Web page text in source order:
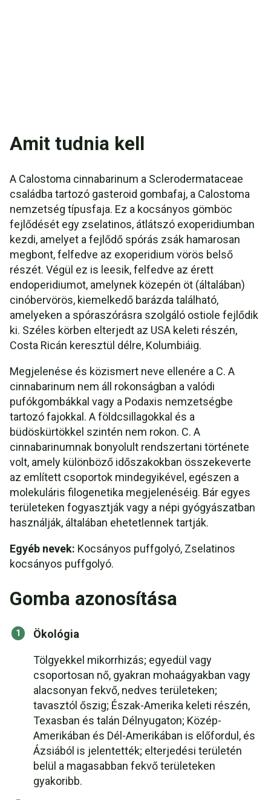
Amit tudnia kell
A Calostoma cinnabarinum a Sclerodermataceae
családba tartozó gasteroid gombafaj, a Calostoma
nemzetség típusfaja. Ez a kocsányos gömböc
fejlődését egy zselatinos, átlátszó exoperidiumban
kezdi, amelyet a fejlődő spórás zsák hamarosan
megbont, felfedve az exoperidium vörös belső
részét. Végül ez is leesik, felfedve az érett
endoperidiumot, amelynek közepén öt (általában)
cinóbervörös, kiemelkedő barázda található,
amelyeken a spóraszórásra szolgáló ostiole fejlődik
ki. Széles körben elterjedt az USA keleti részén,
Costa Ricán keresztül délre, Kolumbiáig.
Megjelenése és közismert neve ellenére a C. A
cinnabarinum nem áll rokonságban a valódi
pufókgombákkal vagy a Podaxis nemzetségbe
tartozó fajokkal. A földcsillagokkal és a
büdöskürtökkel szintén nem rokon. C. A
cinnabarinumnak bonyolult rendszertani története
volt, amely különböző időszakokban összekeverte
az említett csoportok mindegyikével, egészen a
molekuláris filogenetika megjelenéséig. Bár egyes
területeken fogyasztják vagy a népi gyógyászatban
használják, általában ehetetlennek tartják.
Egyéb nevek: Kocsányos puffgolyó, Zselatinos
kocsányos puffgolyó.
Gomba azonosítása
Ökológia
Tölgyekkel mikorrhizás; egyedül vagy
csoportosan nő, gyakran mohaágyakban vagy
alacsonyan fekvő, nedves területeken;
tavasztól őszig; Észak-Amerika keleti részén,
Texasban és talán Délnyugaton; Közép-
Amerikában és Dél-Amerikában is előfordul, és
Ázsiából is jelentették; elterjedési területén
belül a magasabban fekvő területeken
gyakoribb.